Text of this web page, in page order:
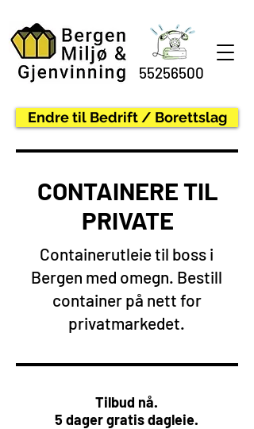
55256500
Endre til Bedrift / Borettslag
CONTAINERE TIL
PRIVATE
Containerutleie til boss i
Bergen med omegn. Bestill
container på nett for
privatmarkedet.
Tilbud nå.
5 dager gratis dagleie.